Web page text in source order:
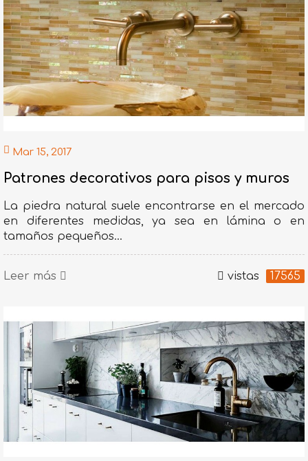
Mar 15, 2017
Patrones decorativos para pisos y muros
La piedra natural suele encontrarse en el mercado
en diferentes medidas, ya sea en lámina o en
tamaños pequeños...
Leer más vistas 17565